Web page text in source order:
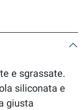
e sgrassate.
siliconata e
giusta